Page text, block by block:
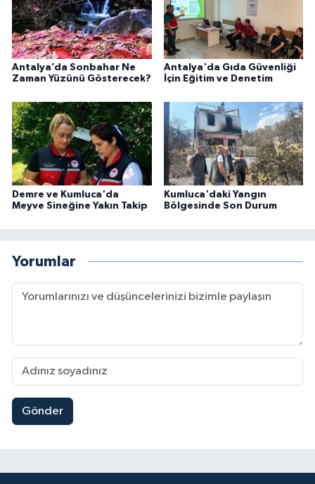
Antalya’da Sonbahar Ne
Zaman Yüzünü Gösterecek?
Antalya'da Gıda Güvenliği
İçin Eğitim ve Denetim
Demre ve Kumluca'da
Meyve Sineğine Yakın Takip
Kumluca'daki Yangın
Bölgesinde Son Durum
Yorumlar
Gönder